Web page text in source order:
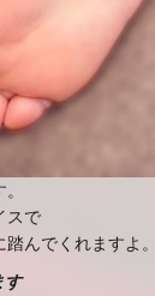
スで
んでくれますよ。
す